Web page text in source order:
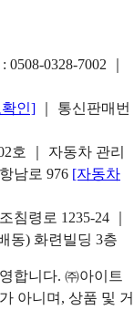
0508-0328-7002
인]
｜ 통신판매번
호 ｜ 자동차 관리
남로 976 [자동차
령로 1235-24 ｜
동) 화련빌딩 3층
합니다. ㈜아이트
아니며, 상품 및 거